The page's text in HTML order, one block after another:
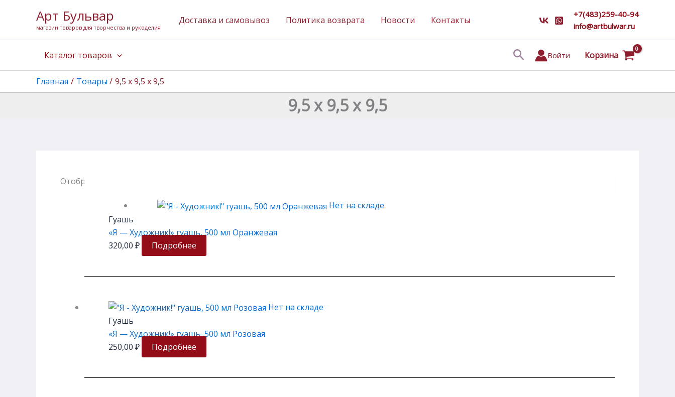
содержимому
Арт Бульвар
магазин товаров для творчества и рукоделия
Доставка и самовывоз Политика возврата Новости Контакты
+7(483)259-40-94
info@artbulwar.ru
Каталог товаров ПоискВойти Корзина
Главная Товары 9,5 х 9,5 х 9,5
9,5 х 9,5 х 9,5
Отображение 1–12 из 31
Нет на складе
Гуашь
«Я — Художник!» гуашь, 500 мл Оранжевая
320,00 ₽ Подробнее
Нет на складе
Гуашь
«Я — Художник!» гуашь, 500 мл Розовая
250,00 ₽ Подробнее